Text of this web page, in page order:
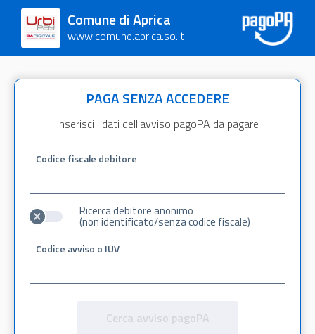
Comune di Aprica
www.comune.aprica.so.it
PAGA SENZA ACCEDERE
inserisci i dati dell'avviso pagoPA da pagare
Codice fiscale debitore
Ricerca debitore anonimo
(non identificato/senza codice fiscale)
Codice avviso o IUV
Cerca avviso pagoPA